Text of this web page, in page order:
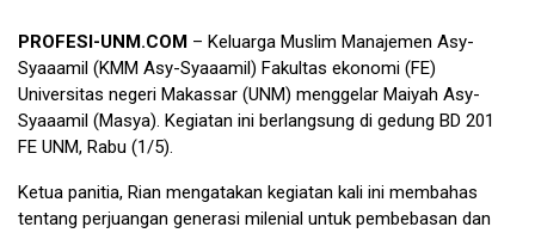
PROFESI-UNM.COM – Keluarga Muslim Manajemen Asy-
Syaaamil (KMM Asy-Syaaamil) Fakultas ekonomi (FE)
Universitas negeri Makassar (UNM) menggelar Maiyah Asy-
Syaaamil (Masya). Kegiatan ini berlangsung di gedung BD 201
FE UNM, Rabu (1/5).
Ketua panitia, Rian mengatakan kegiatan kali ini membahas
tentang perjuangan generasi milenial untuk pembebasan dan